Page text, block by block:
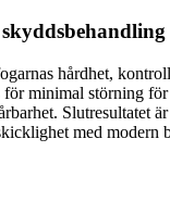
hårdhet,
för minimal störning
Slutresultatet
med modern